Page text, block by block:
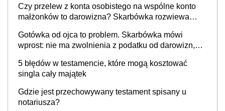
Czy przelew z konta osobistego na wspólne konto
małżonków to darowizna? Skarbówka rozwiewa
Gotówka od ojca to problem. Skarbówka mówi
wprost: nie ma zwolnienia z podatku od darowizn,
obdarowanego
5 błędów w testamencie, które mogą kosztować
singla cały majątek
Gdzie jest przechowywany testament spisany u
notariusza?